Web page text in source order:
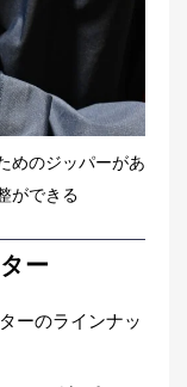
めのジッパーがあ
ができる
ー
ーのラインナッ